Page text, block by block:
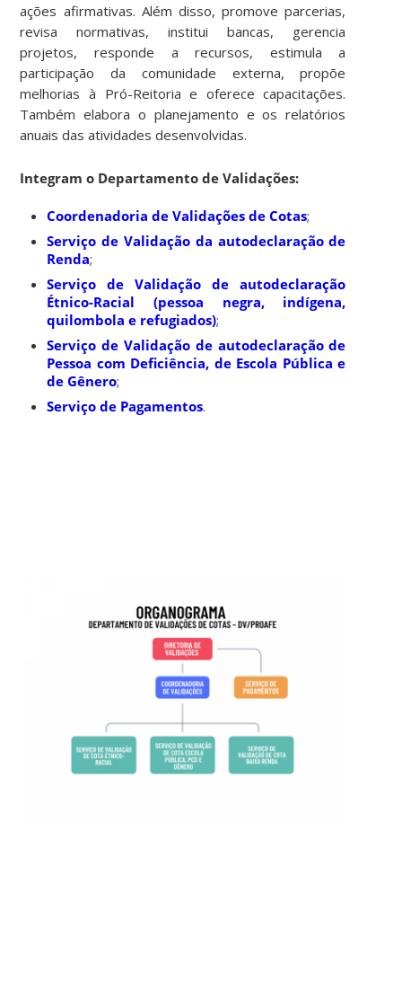
ações afirmativas. Além disso, promove parcerias,
revisa normativas, institui bancas, gerencia
projetos, responde a recursos, estimula a
participação da comunidade externa, propõe
melhorias à Pró-Reitoria e oferece capacitações.
Também elabora o planejamento e os relatórios
anuais das atividades desenvolvidas.
Integram o Departamento de Validações:
Coordenadoria de Validações de Cotas;
Serviço de Validação da autodeclaração de
Renda;
Serviço de Validação de autodeclaração
Étnico-Racial (pessoa negra, indígena,
quilombola e refugiados);
Serviço de Validação de autodeclaração de
Pessoa com Deficiência, de Escola Pública e
de Gênero;
Serviço de Pagamentos.